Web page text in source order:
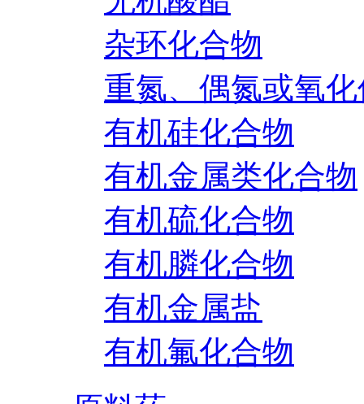
杂环化合物
重氮、偶氮或氧
有机硅化合物
有机金属类化合物
有机硫化合物
有机膦化合物
有机金属盐
有机氟化合物